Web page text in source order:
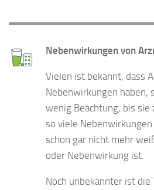
Nebenwirkungen von
Vielen ist bekannt, dass
Nebenwirkungen haben,
wenig Beachtung, bis sie
so viele
schon gar nicht mehr
oder Nebenwirkung ist.
Noch unbekannter ist die